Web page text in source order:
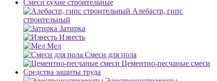
Смеси сухие строительные
Алебастр, гипс
строительный
Затирка
Известь
Мел
Смеси для пола
Цементно-песчаные смеси
Средства защиты труда